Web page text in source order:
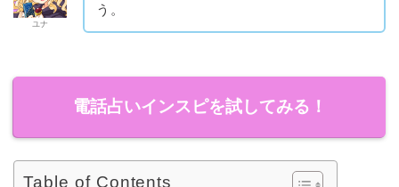
ユナ
う。
電話占いインスピを試してみる！
Table of Contents